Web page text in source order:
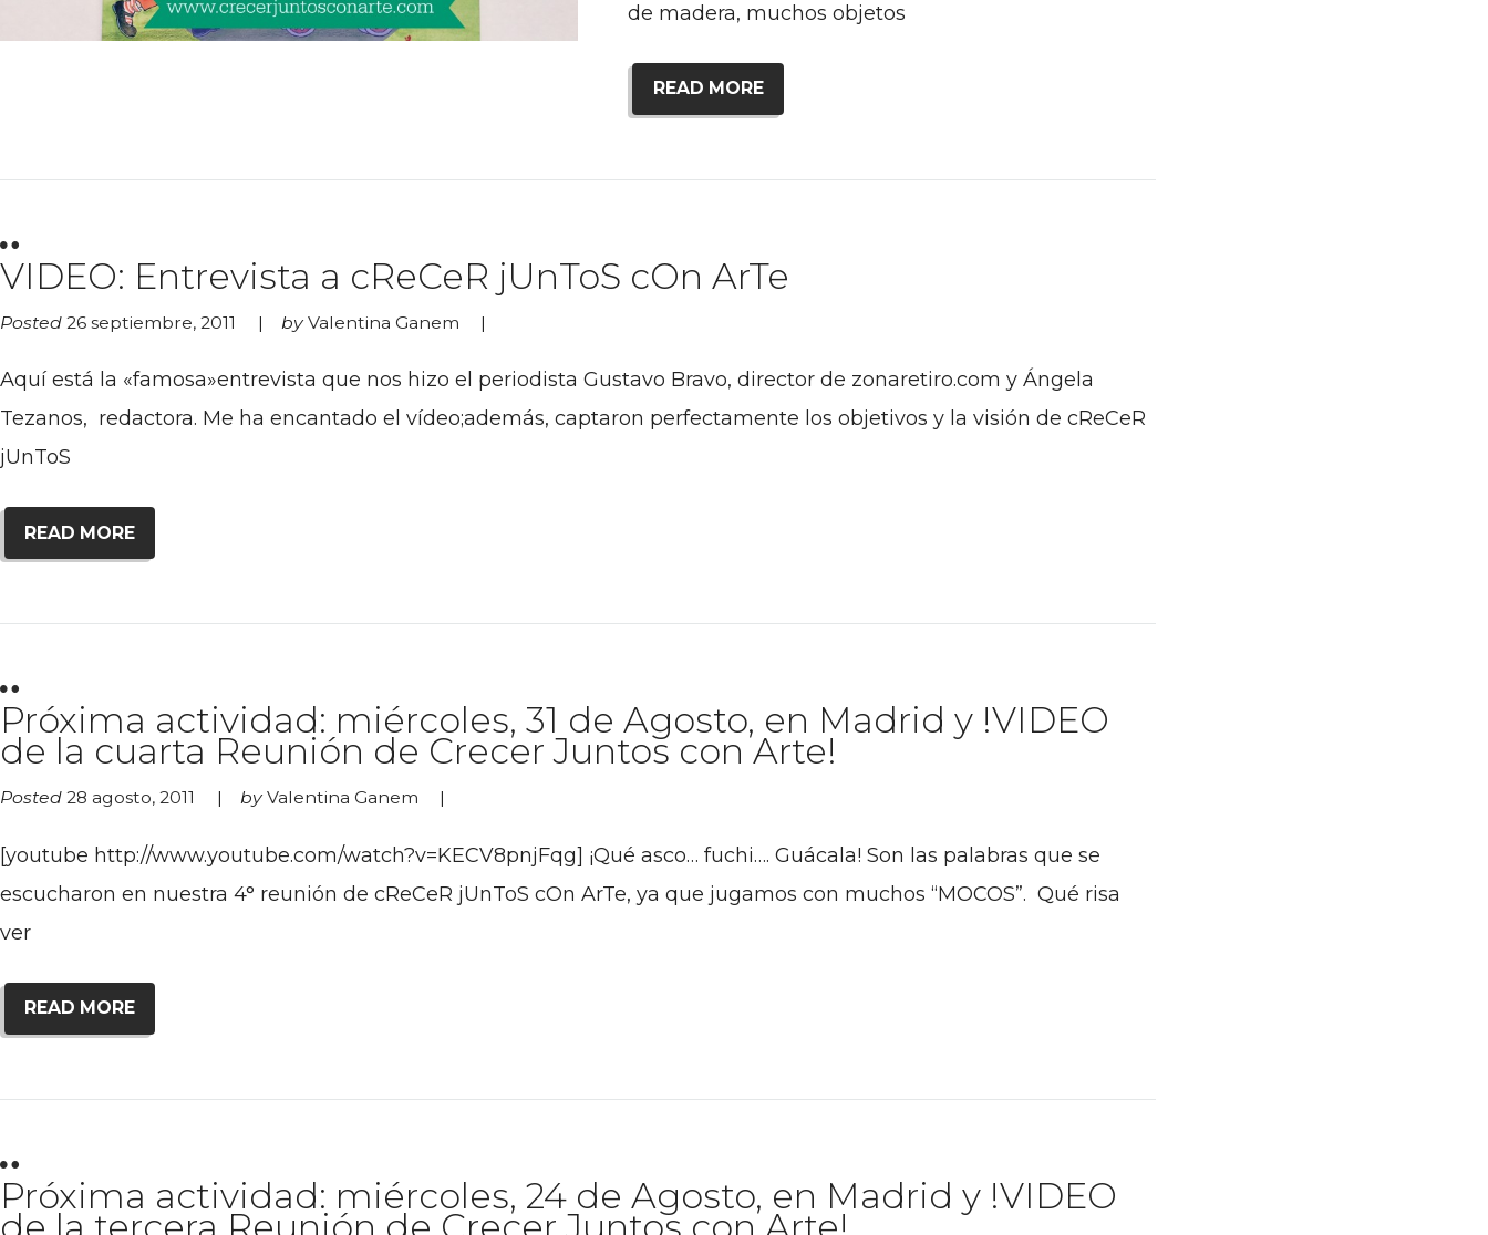
de madera, muchos objetos
READ MORE
VIDEO: Entrevista a cReCeR jUnToS cOn ArTe
Posted 26 septiembre, 2011 by Valentina Ganem
Aquí está la «famosa»entrevista que nos hizo el periodista Gustavo Bravo, director de zonaretiro.com y Ángela
Tezanos, redactora. Me ha encantado el vídeo;además, captaron perfectamente los objetivos y la visión de cReCeR
jUnToS
READ MORE
Próxima actividad: miércoles, 31 de Agosto, en Madrid y !VIDEO
de la cuarta Reunión de Crecer Juntos con Arte!
Posted 28 agosto, 2011 by Valentina Ganem
[youtube http://www.youtube.com/watch?v=KECV8pnjFqg] ¡Qué asco… fuchi…. Guácala! Son las palabras que se
escucharon en nuestra 4° reunión de cReCeR jUnToS cOn ArTe, ya que jugamos con muchos “MOCOS”. Qué risa
ver
READ MORE
Próxima actividad: miércoles, 24 de Agosto, en Madrid y !VIDEO
de la tercera Reunión de Crecer Juntos con Arte!